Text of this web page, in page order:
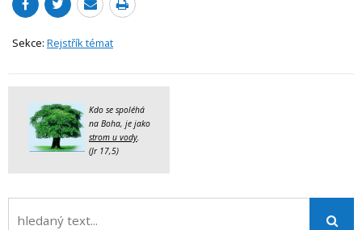
Sekce: Rejstřík témat
Kdo se spoléhá
na Boha, je jako
strom u vody.
(Jr 17,5)